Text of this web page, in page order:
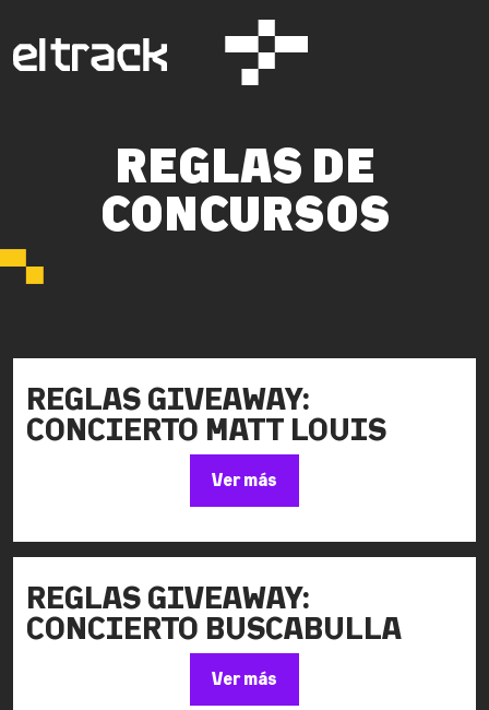
REGLAS DE
CONCURSOS
REGLAS GIVEAWAY:
CONCIERTO MATT LOUIS
Ver más
REGLAS GIVEAWAY:
CONCIERTO BUSCABULLA
Ver más